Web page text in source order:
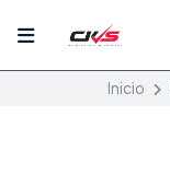
Inicio